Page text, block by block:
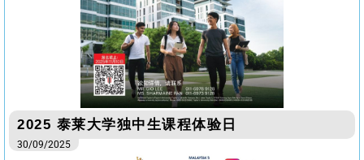
2025 泰莱大学独中生课程体验日
30/09/2025